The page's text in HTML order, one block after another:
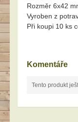
Rozměr 6x42
Vyroben z
Při koupi 10 ks
Komentáře
Tento produkt